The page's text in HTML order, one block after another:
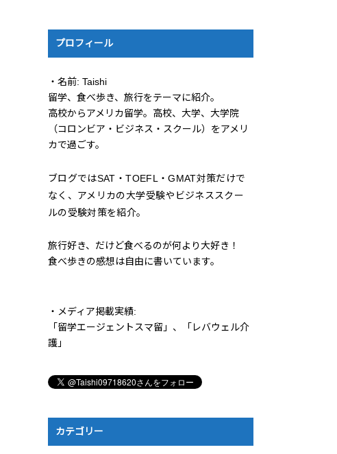
プロフィール
・名前: Taishi
留学、食べ歩き、旅行をテーマに紹介。
高校からアメリカ留学。高校、大学、大学院
（コロンビア・ビジネス・スクール）をアメリ
カで過ごす。
ブログではSAT・TOEFL・GMAT対策だけで
なく、アメリカの大学受験やビジネススクー
ルの受験対策を紹介。
旅行好き、だけど食べるのが何より大好き！
食べ歩きの感想は自由に書いています。
・メディア掲載実績:
「留学エージェントスマ留」、「レバウェル介
護」
カテゴリー